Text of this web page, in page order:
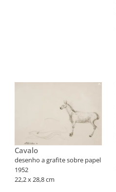
Cavalo
desenho a grafite sobre papel
1952
22,2 x 28,8 cm